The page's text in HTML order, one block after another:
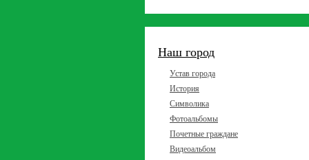
Наш город
Устав города
История
Символика
Фотоальбомы
Почетные граждане
Видеоальбом